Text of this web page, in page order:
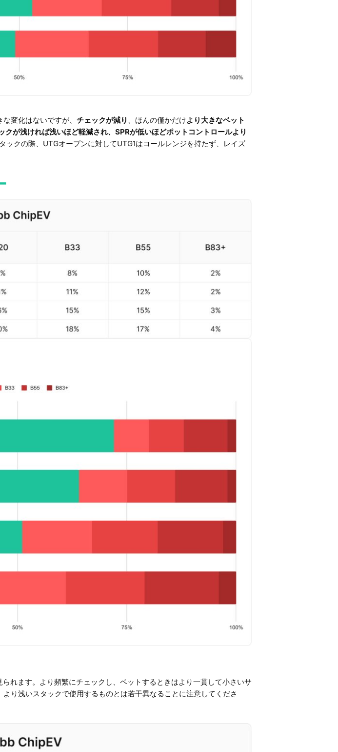
変化はないですが、 チェックが減り 、ほんの僅かだけより大きなベット
クが浅ければ浅いほど軽減され、SPRが低いほどポットコントロールより
ックの際、UTGオープンに対してUTG1はコールレンジを持たず、レイズ
れます。より頻繁にチェックし、ベットするときはより一貫して小さいサ
り浅いスタックで使用するものとは若干異なることに注意してくださ